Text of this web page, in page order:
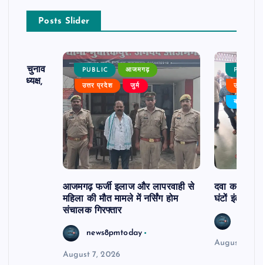
Posts Slider
का चुनाव
बने अध्यक्ष,
PUBLIC आजमगढ़
उत्तर प्रदेश जुर्म
आजमगढ़ फर्जी इलाज और लापरवाही से
महिला की मौत मामले में नर्सिंग होम
संचालक गिरफ्तार
news8pmtoday
August 7, 2026
PUBLIC
उत्तर
बड़ी खबर
दवा कक्ष में
घंटों इंतजार
August 6,